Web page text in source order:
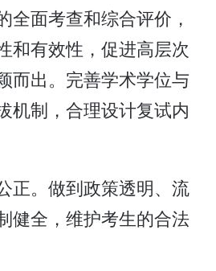
全面考查和综合评价，
和有效性，促进高层次
而出。完善学术学位与
机制，合理设计复试内
正。做到政策透明、流
健全，维护考生的合法